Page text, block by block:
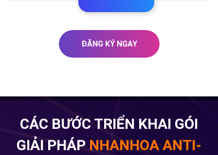
ĐĂNG KÝ NGAY
CÁC BƯỚC TRIỂN KHAI GÓI
GIẢI PHÁP NHANHOA ANTI-